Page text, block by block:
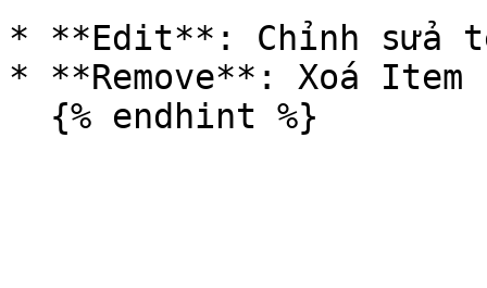
* **Edit**: Chỉnh sửa
* **Remove**: Xoá Item